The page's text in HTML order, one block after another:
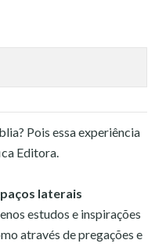
Pois essa experiência
Editora.
laterais
estudos e inspirações
através de pregações e